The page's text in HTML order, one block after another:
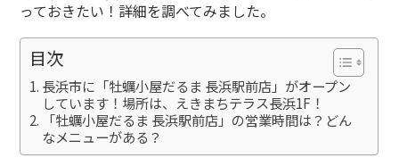
っておきたい！詳細を調べてみました。
目次
長浜市に「牡蠣小屋だるま 長浜駅前店」がオープン
しています！場所は、えきまちテラス長浜1F！
「牡蠣小屋だるま 長浜駅前店」の営業時間は？どん
なメニューがある？